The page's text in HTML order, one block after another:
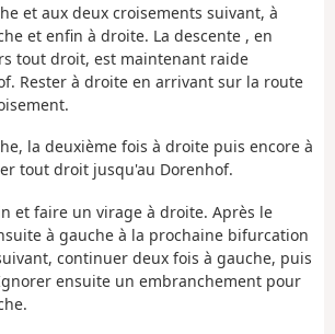
et aux deux croisements suivant, à
et enfin à droite. La descente , en
tout droit, est maintenant raide
Rester à droite en arrivant sur la route
la deuxième fois à droite puis encore à
tout droit jusqu'au Dorenhof.
et faire un virage à droite. Après le
à gauche à la prochaine bifurcation
continuer deux fois à gauche, puis
ensuite un embranchement pour